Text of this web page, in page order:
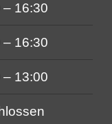
– 16:30
– 16:30
– 13:00